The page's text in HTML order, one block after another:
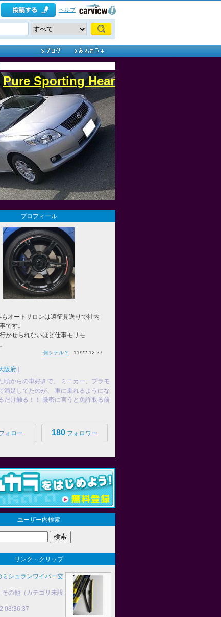
ヘルプ
Pure Sporting Heart
プロフィール
もオートサロンは遠征見送りで社内
です。
かせられないほど仕事モリモ
何シテル？ 11/22 12:27
阪府 ]
頃からの車好きで、 ミニカー、プラモ
満足してたのが、 車に乗れるようにな
だけ触る！！ 厳密に言うと免許取る前
ォロー 180 フォロワー
ユーザー内検索
リンク・クリップ
ミシュランワイパー交
その他（カテゴリ未設
08:36:37